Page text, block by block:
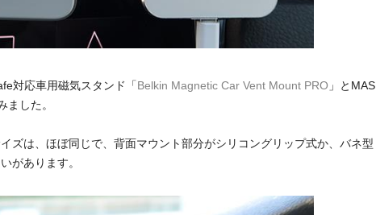
対応車用磁気スタンド「Belkin Magnetic Car Vent Mount PRO 」とMAS
ました。
ズは、ほぼ同じで、背面マウント部分がシリコングリップ式か、バネ型
があります。